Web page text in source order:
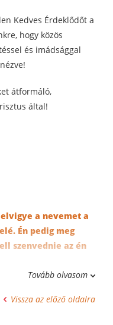
Kedves Érdeklődőt a
hogy közös
és imádsággal
átformáló,
által!
a nevemet a
Én pedig meg
szenvednie az én
attól a
értékalkotó maradni
Tovább olvasom
Vissza az előző oldalra